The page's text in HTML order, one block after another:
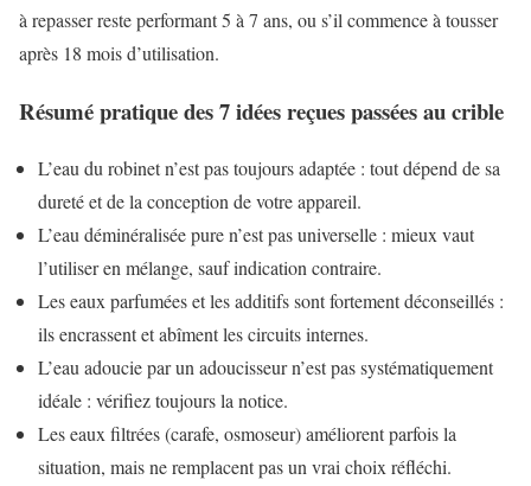
à repasser reste performant 5 à 7 ans, ou s’il commence à tousser
après 18 mois d’utilisation.
Résumé pratique des 7 idées reçues passées au crible
L’eau du robinet n’est pas toujours adaptée : tout dépend de sa
dureté et de la conception de votre appareil.
L’eau déminéralisée pure n’est pas universelle : mieux vaut
l’utiliser en mélange, sauf indication contraire.
Les eaux parfumées et les additifs sont fortement déconseillés :
ils encrassent et abîment les circuits internes.
L’eau adoucie par un adoucisseur n’est pas systématiquement
idéale : vérifiez toujours la notice.
Les eaux filtrées (carafe, osmoseur) améliorent parfois la
situation, mais ne remplacent pas un vrai choix réfléchi.